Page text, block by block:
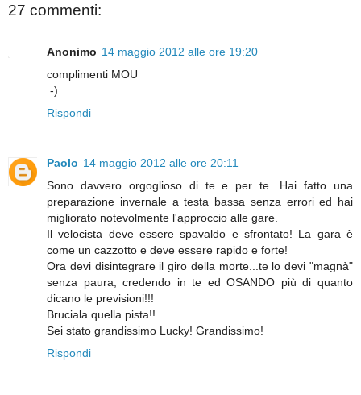
27 commenti:
Anonimo 14 maggio 2012 alle ore 19:20
complimenti MOU
:-)
Rispondi
Paolo 14 maggio 2012 alle ore 20:11
Sono davvero orgoglioso di te e per te. Hai fatto una
preparazione invernale a testa bassa senza errori ed hai
migliorato notevolmente l'approccio alle gare.
Il velocista deve essere spavaldo e sfrontato! La gara è
come un cazzotto e deve essere rapido e forte!
Ora devi disintegrare il giro della morte...te lo devi "magnà"
senza paura, credendo in te ed OSANDO più di quanto
dicano le previsioni!!!
Bruciala quella pista!!
Sei stato grandissimo Lucky! Grandissimo!
Rispondi